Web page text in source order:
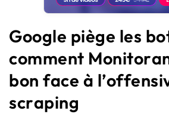
Solutions
Ressources
Audit SEO
Google piège les
comment
bon face à
scraping